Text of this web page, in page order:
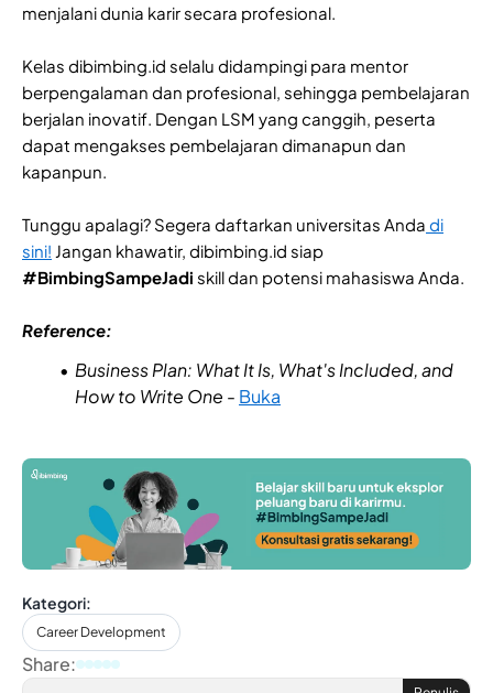
menjalani dunia karir secara profesional.
Kelas dibimbing.id selalu didampingi para mentor
berpengalaman dan profesional, sehingga pembelajaran
berjalan inovatif. Dengan LSM yang canggih, peserta
dapat mengakses pembelajaran dimanapun dan
kapanpun.
Tunggu apalagi? Segera daftarkan universitas Anda di
sini! Jangan khawatir, dibimbing.id siap
#BimbingSampeJadi skill dan potensi mahasiswa Anda.
Reference:
Business Plan: What It Is, What's Included, and
How to Write One - Buka
Kategori:
Career Development
Share: